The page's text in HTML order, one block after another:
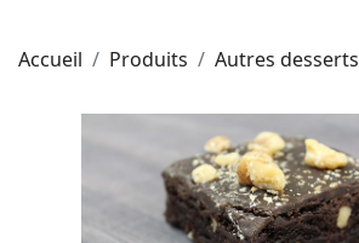
Accueil Produits Autres desserts